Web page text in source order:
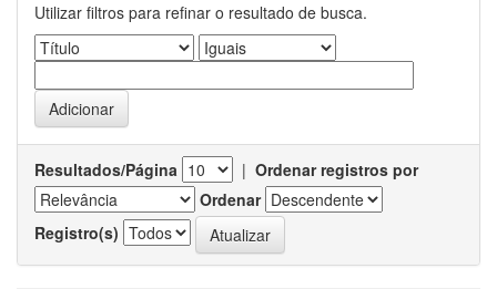
Utilizar filtros para refinar o resultado de busca.
Resultados/Página | Ordenar registros por
Ordenar
Registro(s)